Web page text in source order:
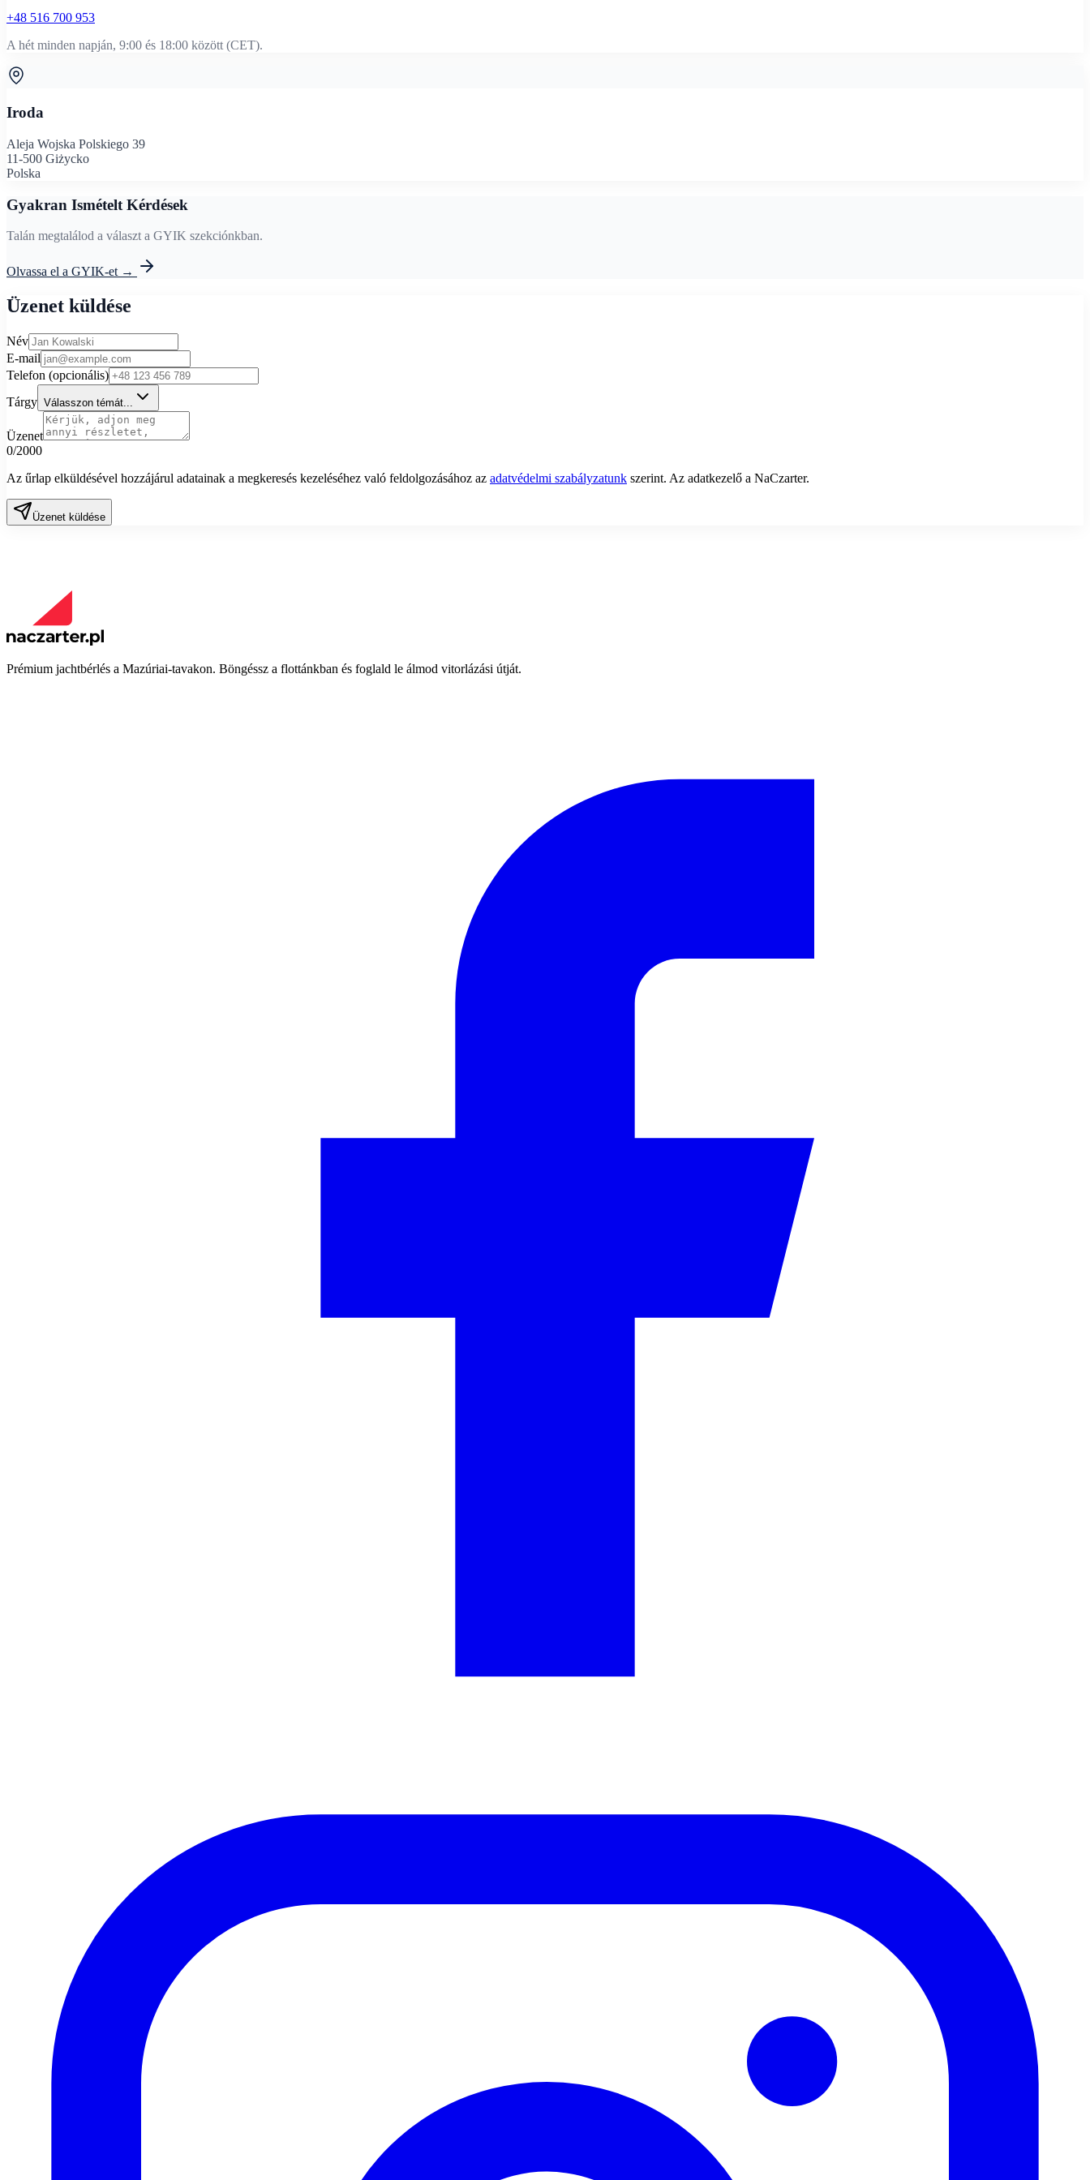
+48 516 700 953
A hét minden napján, 9:00 és 18:00 között (CET).
Iroda
Aleja Wojska Polskiego 39
11-500 Giżycko
Polska
Gyakran Ismételt Kérdések
Talán megtalálod a választ a GYIK szekciónkban.
Olvassa el a GYIK-et →
Üzenet küldése
Név
E-mail
Telefon (opcionális)
Tárgy Válasszon témát...
Üzenet
0/2000
Az űrlap elküldésével hozzájárul adatainak a megkeresés kezeléséhez való feldolgozásához az adatvédelmi szabályzatunk szerint. Az adatkezelő a NaCzarter.
Üzenet küldése
Prémium jachtbérlés a Mazúriai-tavakon. Böngéssz a flottánkban és foglald le álmod vitorlázási útját.